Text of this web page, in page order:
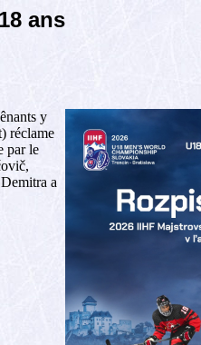
ans
y
réclame
par le
a